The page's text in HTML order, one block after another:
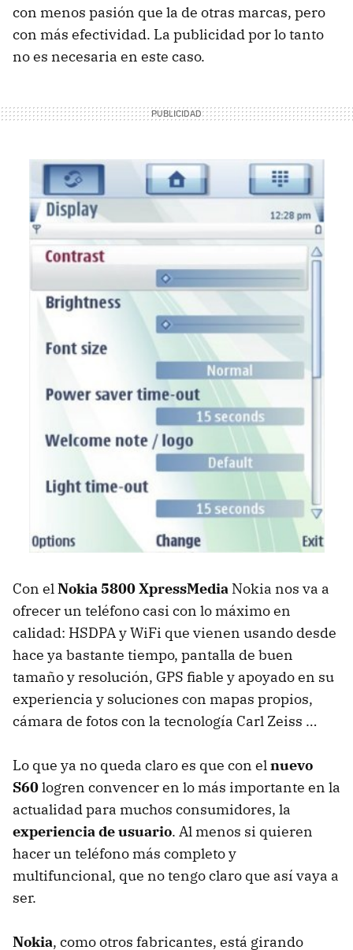
con menos pasión que la de otras marcas, pero
con más efectividad. La publicidad por lo tanto
no es necesaria en este caso.
Con elNokia 5800 XpressMedia Nokia nos va a
ofrecer un teléfono casi con lo máximo en
calidad: HSDPAy WiFi que vienen usando desde
hace ya bastante tiempo, pantalla de buen
tamaño y resolución, GPS fiable y apoyado en su
experiencia y soluciones con mapas propios,
cámara de fotos con la tecnología Carl Zeiss …
Lo que ya no queda claro es que con elnuevo
S60logren convencer en lo más importante en la
actualidad para muchos consumidores, la
experiencia de usuario. Al menos si quieren
hacer un teléfono más completo y
multifuncional, que no tengo claro que así vaya a
ser.
Nokia, como otros fabricantes, está girando